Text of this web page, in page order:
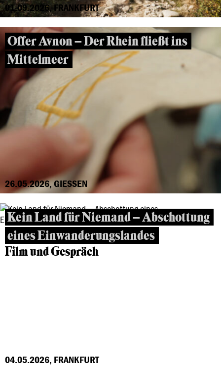
01.09.2026, FRANKFURT
Offer Avnon – Der Rhein fließt ins
Mittelmeer
26.05.2026, GIESSEN
Kein Land für Niemand – Abschottung
eines Einwanderungslandes
Film und Gespräch
04.05.2026, FRANKFURT